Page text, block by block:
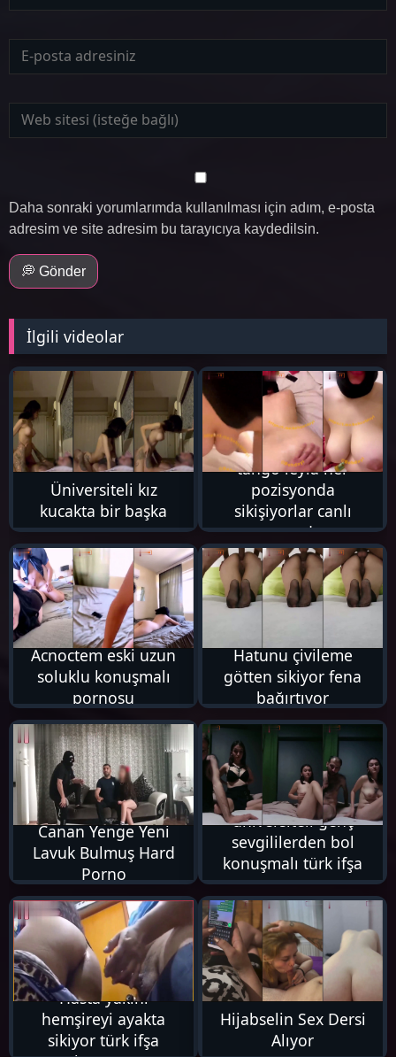
Daha sonraki yorumlarımda kullanılması için adım, e-posta
adresim ve site adresim bu tarayıcıya kaydedilsin.
💭 Gönder
İlgili videolar
Üniversiteli kız
kucakta bir başka
tango leyla her
pozisyonda
sikişiyorlar canlı
yayında
28K
Acnoctem eski uzun
soluklu konuşmalı
pornosu
4K
Hatunu çivileme
götten sikiyor fena
bağırtıyor
23K
Canan Yenge Yeni
Lavuk Bulmuş Hard
Porno
15K
üniversiteli genç
sevgililerden bol
konuşmalı türk ifşa
pornosu
8K
Hasta yakını
hemşireyi ayakta
sikiyor türk ifşa
31K
Hijabselin Sex Dersi
Alıyor